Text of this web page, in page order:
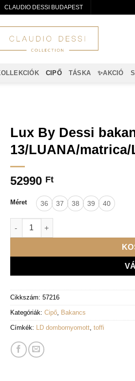
CLAUDIO DESSI BUDAPEST
CIPŐ TÁSKA ✨AKCIÓ
Lux By Dessi
13/LUANA/
52990 Ft
Méret 36 37 38 39 40
Lux By Dessi bakancs Astra-13/
Cikkszám: 57216
Kategóriák: Cipő, Bakancs
Címkék: LD dombornyomott, toffi